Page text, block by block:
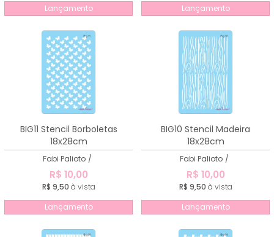
Lançamento
Lançamento
BIG11 Stencil Borboletas
18x28cm
Fabi Palioto /
R$ 10,00
R$ 9,50 à vista
Lançamento
BIG10 Stencil Madeira
18x28cm
Fabi Palioto /
R$ 10,00
R$ 9,50 à vista
Lançamento